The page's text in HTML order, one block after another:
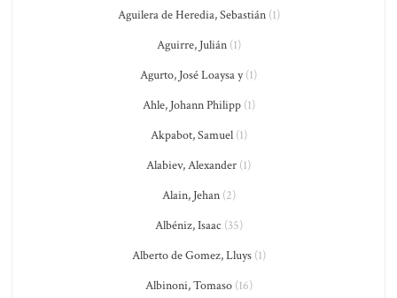
Aguilera de Heredia, Sebastián(1)
Aguirre, Julián(1)
Agurto, José Loaysa y(1)
Ahle, Johann Philipp(1)
Akpabot, Samuel(1)
Alabiev, Alexander (1)
Alain, Jehan(2)
Albéniz, Isaac (35)
Alberto de Gomez, Lluys(1)
Albinoni, Tomaso(16)